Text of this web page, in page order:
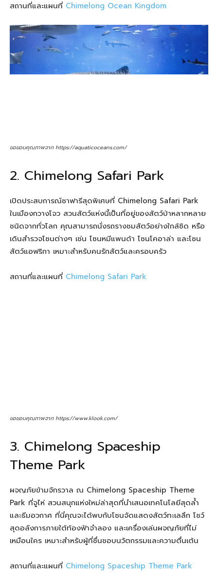
สถานที่และแผนที่ Chimelong Ocean Kingdom
ขอขอบคุณภาพจาก https://aquaticoceans.com/
2. Chimelong Safari Park
เปิดประสบการณ์ซาฟารีสุดพิเศษที่ Chimelong Safari Park
ในเมืองกวางโจว สวนสัตว์แห่งนี้เป็นที่อยู่ของสัตว์ป่าหลากหลาย
ชนิดจากทั่วโลก คุณสามารถนั่งรถรางชมสัตว์อย่างใกล้ชิด หรือ
เดินสำรวจโซนต่างๆ เช่น โซนหมีแพนด้า โซนโคอาล่า และโซน
สัตว์แอฟริกา เหมาะสำหรับคนรักสัตว์และครอบครัว
สถานที่และแผนที่ Chimelong Safari Park
ขอขอบคุณภาพจาก https://www.klook.com/
3. Chimelong Spaceship
Theme Park
ผจญภัยข้ามจักรวาล ณ Chimelong Spaceship Theme
Park ที่จูไห่ สวนสนุกแห่งใหม่ล่าสุดที่นำเสนอเทคโนโลยีสุดล้ำ
และธีมอวกาศ ที่นี่คุณจะได้พบกับโซนจัดแสดงสัตว์ทะเลลึก โชว์
สุดอลังการภายใต้ท้องฟ้าจำลอง และเครื่องเล่นผจญภัยที่ไม่
เหมือนใคร เหมาะสำหรับผู้ที่ชื่นชอบนวัตกรรมและความตื่นเต้น
สถานที่และแผนที่ Chimelong Spaceship Theme Park